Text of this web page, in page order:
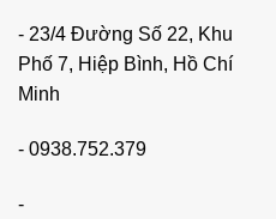
- 23/4 Đường Số 22, Khu
Phố 7, Hiệp Bình, Hồ Chí
Minh
- 0938.752.379
-